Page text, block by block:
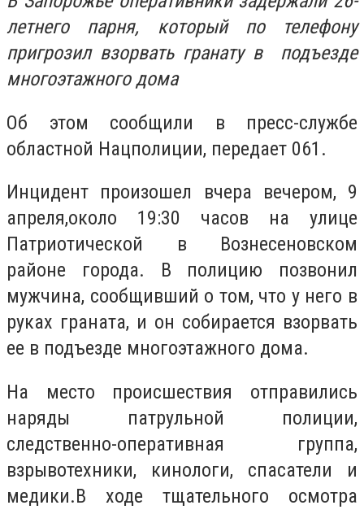
летнего парня, который по телефону
пригрозил взорвать гранату в подъезде
многоэтажного дома
Об этом сообщили в пресс-службе
областной Нацполиции, передает 061.
Инцидент произошел вчера вечером, 9
апреля,около 19:30 часов на улице
Патриотической в Вознесеновском
районе города. В полицию позвонил
мужчина, сообщивший о том, что у него в
руках граната, и он собирается взорвать
ее в подъезде многоэтажного дома.
На место происшествия отправились
наряды патрульной полиции,
следственно-оперативная группа,
взрывотехники, кинологи, спасатели и
медики.В ходе тщательного осмотра